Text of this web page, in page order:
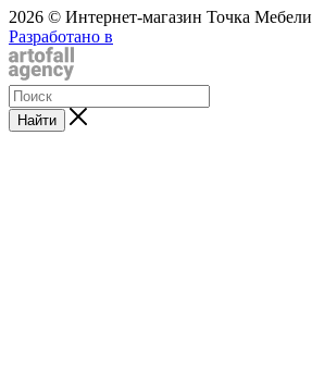
2026 © Интернет-магазин Точка Мебели
Разработано в
Найти